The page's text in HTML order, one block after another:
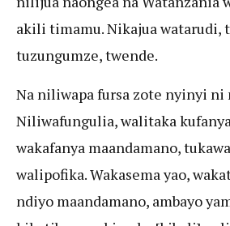
akili timamu. Nikajua watarudi,
tuzungumze, twende.
Na niliwapa fursa zote nyinyi ni
Niliwafungulia, walitaka
wakafanya maandamano,
walipofika. Wakasema yao,
ndiyo maandamano, ambayo